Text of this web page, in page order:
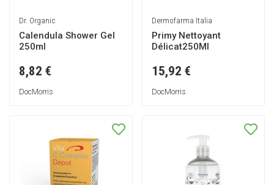
Dr. Organic
Calendula Shower Gel
250ml
8,82 €
DocMorris
Dermofarma Italia
Primy Nettoyant
Délicat250Ml
15,92 €
DocMorris